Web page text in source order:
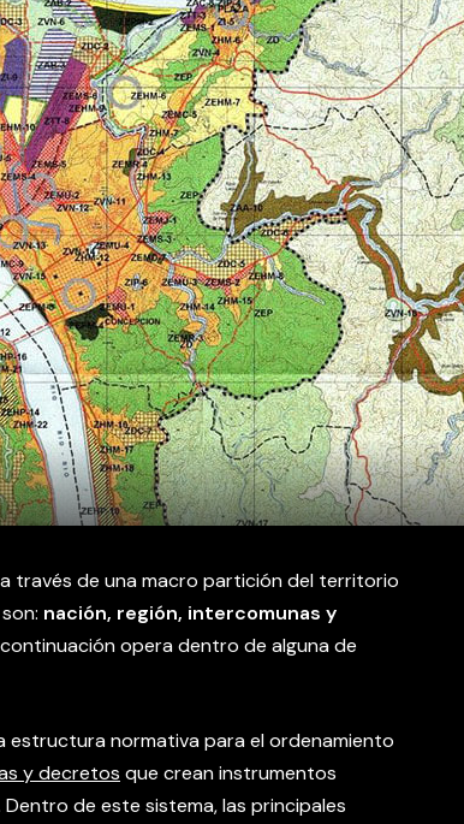
través de una macro partición del territorio
nación, región, intercomunas y
opera dentro de alguna de
estructura normativa para el ordenamiento
y decretos que crean instrumentos
de este sistema, las principales